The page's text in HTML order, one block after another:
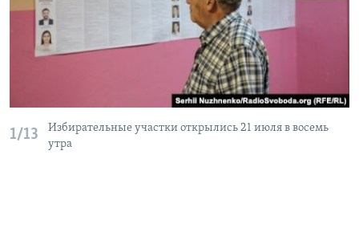
1/13
Избирательные участки открылись 21 июля в восемь
утра